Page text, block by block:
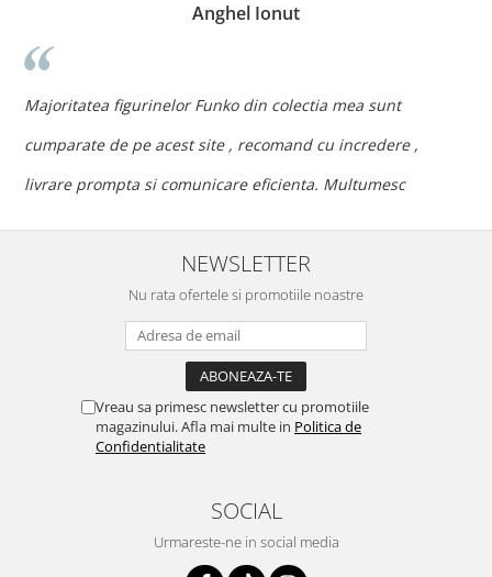
Anghel Ionut
Majoritatea figurinelor Funko din colectia mea sunt
cumparate de pe acest site , recomand cu incredere ,
livrare prompta si comunicare eficienta. Multumesc
NEWSLETTER
Nu rata ofertele si promotiile noastre
Vreau sa primesc newsletter cu promotiile
magazinului. Afla mai multe in Politica de
Confidentialitate
SOCIAL
Urmareste-ne in social media